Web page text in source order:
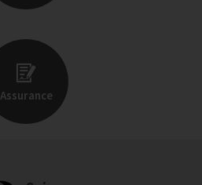
Assurance